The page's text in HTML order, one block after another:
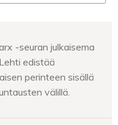
-seuran julkaisema
edistää
perinteen sisällä
välillä.